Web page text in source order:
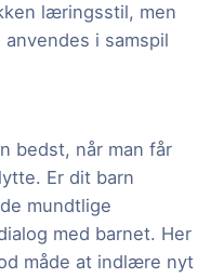
læringsstil, men
i samspil
bedst, når man får
Er dit barn
mundtlige
med barnet. Her
måde at indlære nyt